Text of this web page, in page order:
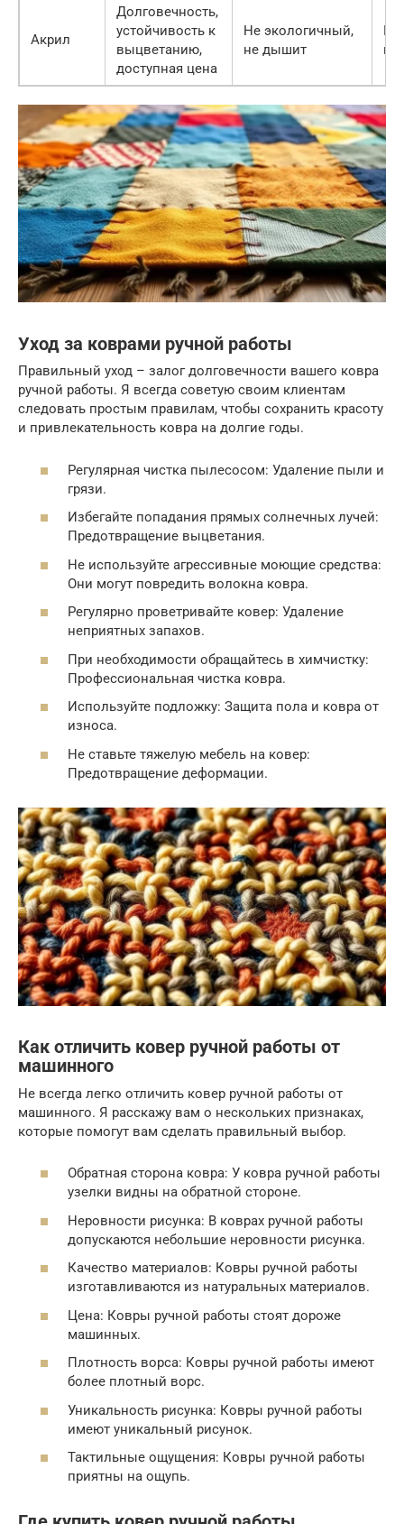
Акрил
Долговечность,
устойчивость к
выцветанию,
доступная цена
Не экологичный,
не дышит
Уход за коврами ручной работы
Правильный уход – залог долговечности вашего ковра
ручной работы. Я всегда советую своим клиентам
следовать простым правилам, чтобы сохранить красоту
и привлекательность ковра на долгие годы.
Регулярная чистка пылесосом: Удаление пыли и
грязи.
Избегайте попадания прямых солнечных лучей:
Предотвращение выцветания.
Не используйте агрессивные моющие средства:
Они могут повредить волокна ковра.
Регулярно проветривайте ковер: Удаление
неприятных запахов.
При необходимости обращайтесь в химчистку:
Профессиональная чистка ковра.
Используйте подложку: Защита пола и ковра от
износа.
Не ставьте тяжелую мебель на ковер:
Предотвращение деформации.
Как отличить ковер ручной работы от
машинного
Не всегда легко отличить ковер ручной работы от
машинного. Я расскажу вам о нескольких признаках,
которые помогут вам сделать правильный выбор.
Обратная сторона ковра: У ковра ручной работы
узелки видны на обратной стороне.
Неровности рисунка: В коврах ручной работы
допускаются небольшие неровности рисунка.
Качество материалов: Ковры ручной работы
изготавливаются из натуральных материалов.
Цена: Ковры ручной работы стоят дороже
машинных.
Плотность ворса: Ковры ручной работы имеют
более плотный ворс.
Уникальность рисунка: Ковры ручной работы
имеют уникальный рисунок.
Тактильные ощущения: Ковры ручной работы
приятны на ощупь.